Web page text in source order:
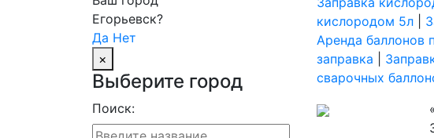
Егорьевск?
Да Нет
×
Выберите город
Поиск:
кислородом 5л
Аренда баллонов
заправка
сварочных